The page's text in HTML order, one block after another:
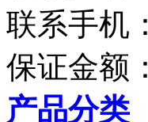
联系手机：
保证金额：
产品分类